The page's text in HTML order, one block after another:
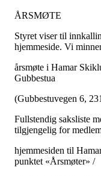
ÅRSMØTE
Styret viser til
hjemmeside. Vi
årsmøte i Hamar
Gubbestua
(Gubbestuvegen 6,
Fullstendig saksliste
tilgjengelig for
hjemmesiden til
punktet «Årsmøter» /